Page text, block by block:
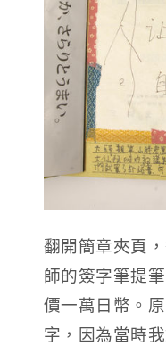
翻開簡章夾頁
師的簽字筆提
價一萬日幣。
字，因為當時